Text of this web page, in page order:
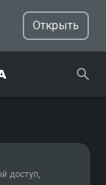
Открыть
доступ,